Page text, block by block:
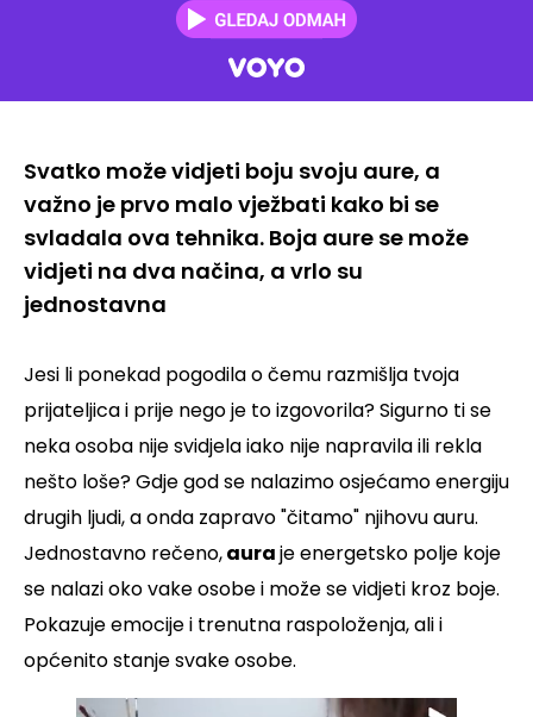
Svatko može vidjeti boju svoju aure, a
važno je prvo malo vježbati kako bi se
svladala ova tehnika. Boja aure se može
vidjeti na dva načina, a vrlo su
jednostavna
Jesi li ponekad pogodila o čemu razmišlja tvoja
prijateljica i prije nego je to izgovorila? Sigurno ti se
neka osoba nije svidjela iako nije napravila ili rekla
nešto loše?Gdje god se nalazimo osjećamo energiju
drugih ljudi, a onda zapravo "čitamo" njihovu auru.
Jednostavno rečeno,auraje energetsko polje koje
se nalazi oko vake osobe i može se vidjeti kroz boje.
Pokazuje emocije i trenutna raspoloženja, ali i
općenito stanje svake osobe.